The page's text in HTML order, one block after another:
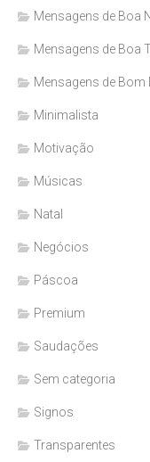
Mensagens de Boa
Mensagens de Boa
Mensagens de Bom
Minimalista
Motivação
Músicas
Natal
Negócios
Páscoa
Premium
Saudações
Sem categoria
Signos
Transparentes